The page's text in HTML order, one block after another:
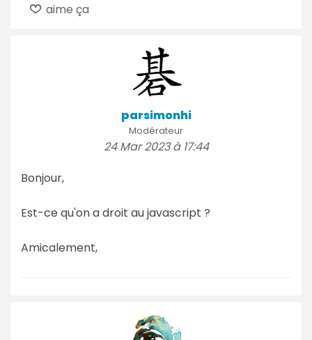
aime ça
parsimonhi
Modérateur
24 Mar 2023 à 17:44
Bonjour,
Est-ce qu'on a droit au javascript ?
Amicalement,